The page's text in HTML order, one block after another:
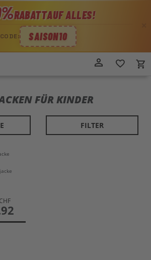
RABATTAUF ALLES!
CODE: SAISON10
Direkt
person_outline favorite_border local_grocery_store
FÜR KINDER
FILTER